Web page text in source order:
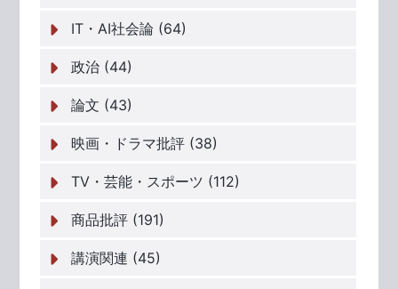
IT・AI社会論 (64)
政治 (44)
論文 (43)
映画・ドラマ批評 (38)
TV・芸能・スポーツ (112)
商品批評 (191)
講演関連 (45)